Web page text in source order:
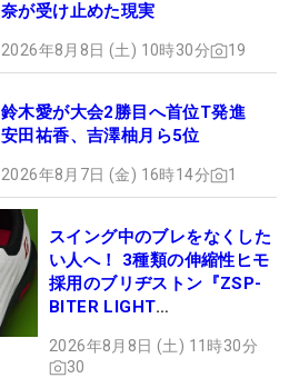
奈が受け止めた現実
2026年8月8日 (土) 10時30分 19
鈴木愛が大会2勝目へ首位T発進
安田祐香、吉澤柚月ら5位
2026年8月7日 (金) 16時14分 1
スイング中のブレをなくした
い人へ！ 3種類の伸縮性ヒモ
採用のブリヂストン『ZSP-
BITER LIGHT
ュー
2026年8月8日 (土) 11時30分
30